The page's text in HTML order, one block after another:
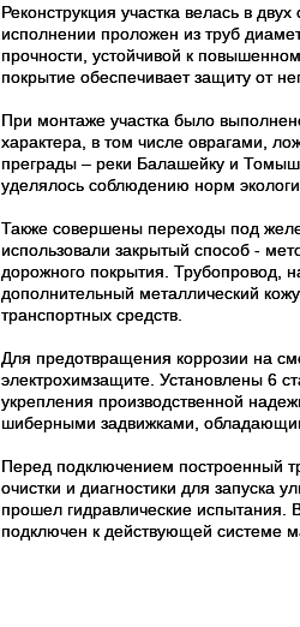
Реконструкция участка велась в
исполнении проложен из труб
прочности, устойчивой к
покрытие обеспечивает защиту от
При монтаже участка было
характера, в том числе оврагами,
преграды – реки Балашейку и
уделялось соблюдению норм
Также совершены переходы под
использовали закрытый способ -
дорожного покрытия.
дополнительный металлический
транспортных средств.
Для предотвращения коррозии на
электрохимзащите. Установлены 6
укрепления производственной
шиберными задвижками,
Перед подключением построенный
очистки и диагностики для запуска
прошел гидравлические испытания.
подключен к действующей системе